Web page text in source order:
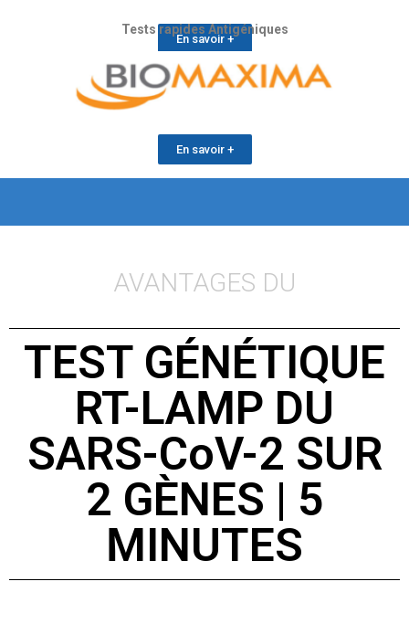
En savoir +
Tests rapides Antigéniques
En savoir +
AVANTAGES DU
TEST GÉNÉTIQUE
RT-LAMP DU
SARS-CoV-2 SUR
2 GÈNES | 5
MINUTES